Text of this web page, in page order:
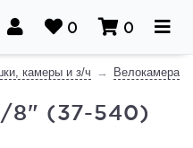
0 0
камеры и з/ч Велокамера
8" (37-540)